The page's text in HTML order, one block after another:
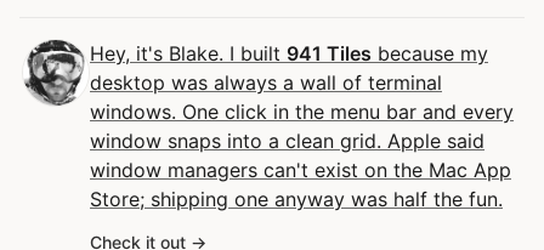
Hey, it's Blake. I built 941 Tiles because my
desktop was always a wall of terminal
windows. One click in the menu bar and every
window snaps into a clean grid. Apple said
window managers can't exist on the Mac App
Store; shipping one anyway was half the fun.
Check it out